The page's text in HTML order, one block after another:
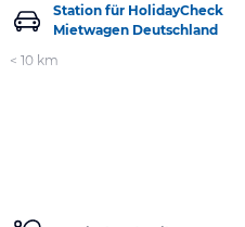
Station für HolidayCheck
Mietwagen Deutschland
< 10 km